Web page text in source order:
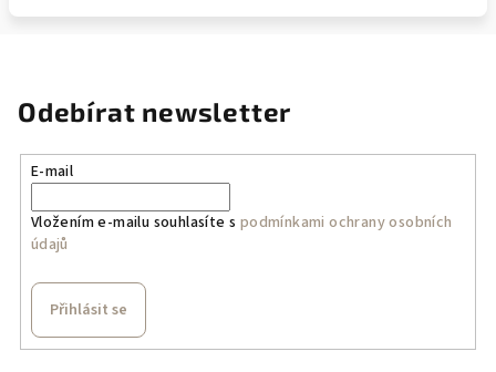
Odebírat newsletter
E-mail
Vložením e-mailu souhlasíte s podmínkami ochrany osobních
údajů
Přihlásit se